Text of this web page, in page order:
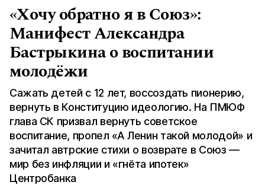
«Хочу обратно я в Союз»:
Манифест Александра
Бастрыкина о воспитании
молодёжи
Сажать детей с 12 лет, воссоздать пионерию,
вернуть в Конституцию идеологию. На ПМЮФ
глава СК призвал вернуть советское
воспитание, пропел «А Ленин такой молодой» и
зачитал автрские стихи о возврате в Союз —
мир без инфляции и «гнёта ипотек»
Центробанка